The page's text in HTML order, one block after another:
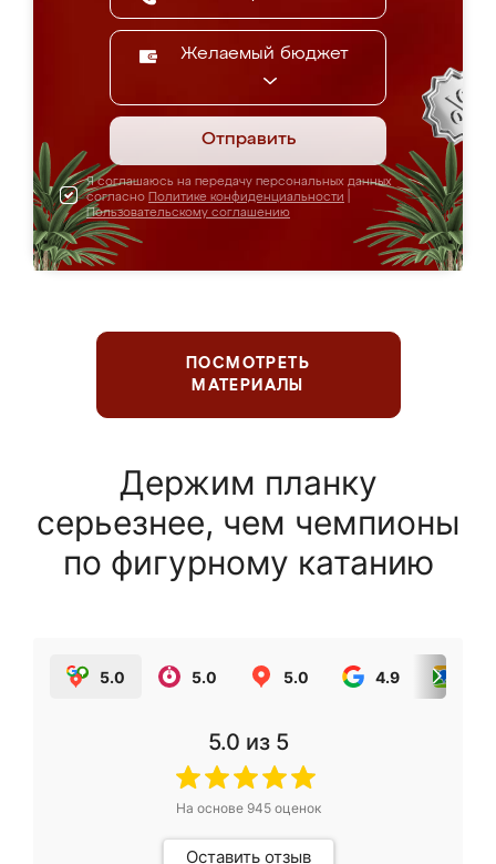
Желаемый бюджет
Отправить
Я соглашаюсь на передачу персональных данных
согласно Политике конфиденциальности
Пользовательскому соглашению
ПОСМОТРЕТЬ
МАТЕРИАЛЫ
Держим планку
серьезнее, чем чемпионы
по фигурному катанию
5.0 5.0 5.0 4.9
5.0 из 5
На основе 945оценок
Оставить отзыв